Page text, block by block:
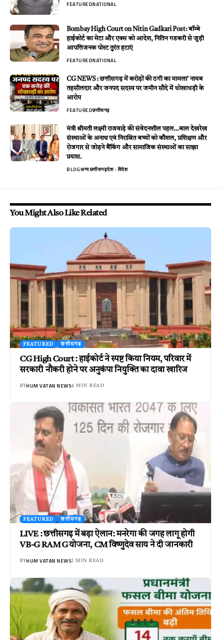
FEATUREDNATIONAL
Bombay High Court on Nitin Gadkari Post: बॉम्बे
हाईकोर्ट का मेटा और एक्स को आदेश, नितिन गडकरी से जुड़ी
आपत्तिजनक पोस्ट तुरंत हटाएं
FEATUREDNATIONAL
CG NEWS : छत्तीसगढ़ में करोड़ों की ठगी का मामला’ नायब
तहसीलदार और जनपद सदस्य पर जमीन सौदे में धोखाधड़ी के
आरोप
FEATUREDछत्तीसगढ़
मंत्री श्रीमती लक्ष्मी राजवाड़े की संवेदनशील पहल…बाल देखरेख
संस्थाओं के अनाथ एवं निराश्रित बच्चों को कौशल, प्रशिक्षण और
रोजगार से जोड़ने बैंकिंग और सामाजिक संस्थाओं का साझा
प्रयास.
BLOGअन्यछत्तीसगढ़देश - विदेश
You Might Also Like Related
FEATURED छत्तीसगढ़
CG High Court : हाईकोर्ट ने स्पष्ट किया नियम, परिवार में
सरकारी नौकरी होने पर अनुकंपा नियुक्ति का दावा खारिज
BYHUM VATAN NEWS4 MIN READ
FEATURED छत्तीसगढ़
LIVE : छत्तीसगढ़ में बड़ा ऐलान: मनरेगा की जगह लागू होगी
VB-G RAM G योजना, CM विष्णुदेव साय ने दी जानकारी
BYHUM VATAN NEWS2 MIN READ